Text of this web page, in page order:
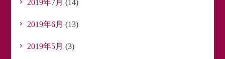
2019年7月 (14)
2019年6月 (13)
2019年5月 (3)